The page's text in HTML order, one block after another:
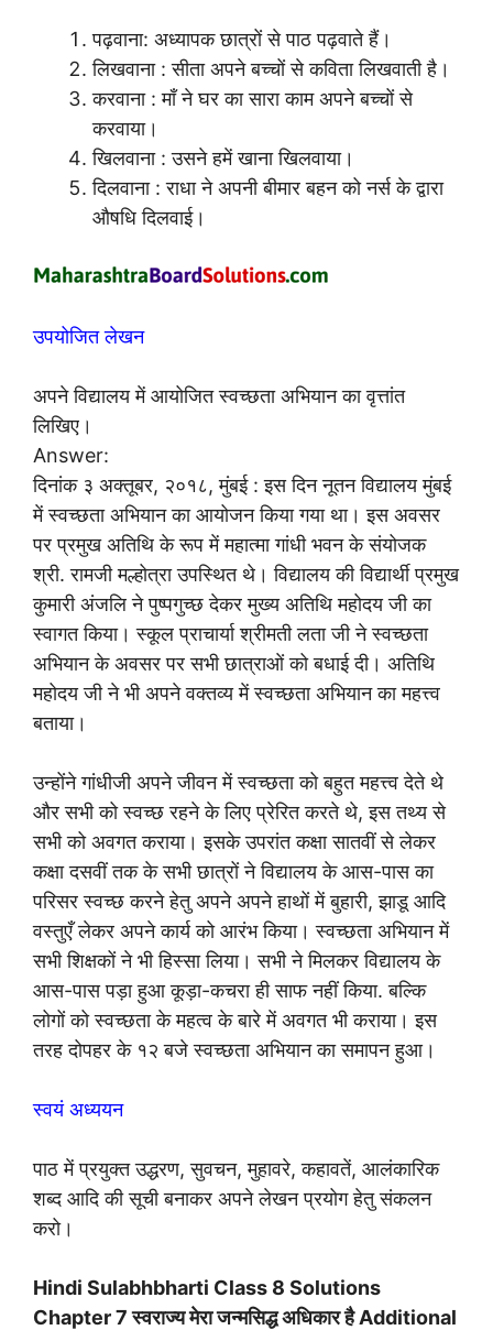
पढ़वाना: अध्यापक छात्रों से पाठ पढ़वाते हैं।
लिखवाना : सीता अपने बच्चों से कविता लिखवाती है।
करवाना : माँ ने घर का सारा काम अपने बच्चों से
करवाया।
खिलवाना : उसने हमें खाना खिलवाया।
दिलवाना : राधा ने अपनी बीमार बहन को नर्स के द्वारा
औषधि दिलवाई।
उपयोजित लेखन
अपने विद्यालय में आयोजित स्वच्छता अभियान का वृत्तांत
लिखिए।
Answer:
दिनांक ३ अक्तूबर, २०१८, मुंबई : इस दिन नूतन विद्यालय मुंबई
में स्वच्छता अभियान का आयोजन किया गया था। इस अवसर
पर प्रमुख अतिथि के रूप में महात्मा गांधी भवन के संयोजक
श्री. रामजी मल्होत्रा उपस्थित थे। विद्यालय की विद्यार्थी प्रमुख
कुमारी अंजलि ने पुष्पगुच्छ देकर मुख्य अतिथि महोदय जी का
स्वागत किया। स्कूल प्राचार्या श्रीमती लता जी ने स्वच्छता
अभियान के अवसर पर सभी छात्राओं को बधाई दी। अतिथि
महोदय जी ने भी अपने वक्तव्य में स्वच्छता अभियान का महत्त्व
बताया।
उन्होंने गांधीजी अपने जीवन में स्वच्छता को बहुत महत्त्व देते थे
और सभी को स्वच्छ रहने के लिए प्रेरित करते थे, इस तथ्य से
सभी को अवगत कराया। इसके उपरांत कक्षा सातवीं से लेकर
कक्षा दसवीं तक के सभी छात्रों ने विद्यालय के आस-पास का
परिसर स्वच्छ करने हेतु अपने अपने हाथों में बुहारी, झाडू आदि
वस्तुएँ लेकर अपने कार्य को आरंभ किया। स्वच्छता अभियान में
सभी शिक्षकों ने भी हिस्सा लिया। सभी ने मिलकर विद्यालय के
आस-पास पड़ा हुआ कूड़ा-कचरा ही साफ नहीं किया. बल्कि
लोगों को स्वच्छता के महत्व के बारे में अवगत भी कराया। इस
तरह दोपहर के १२ बजे स्वच्छता अभियान का समापन हुआ।
स्वयं अध्ययन
पाठ में प्रयुक्त उद्धरण, सुवचन, मुहावरे, कहावतें, आलंकारिक
शब्द आदि की सूची बनाकर अपने लेखन प्रयोग हेतु संकलन
करो।
Hindi Sulabhbharti Class 8 Solutions
Chapter 7 स्‍वराज्‍य मेरा जन्मसिद्ध अधिकार है Additional